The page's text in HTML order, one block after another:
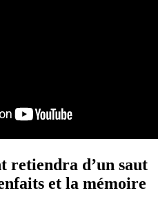
retiendra d’un saut
et la mémoire